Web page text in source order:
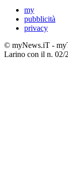
my
pubblicità
privacy
© myNews.iT -
Larino con il n. 02/